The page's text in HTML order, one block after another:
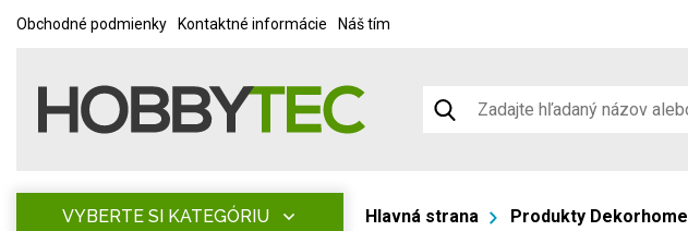
Obchodné podmienky Kontaktné informácie Náš tím
VYBERTE SI KATEGÓRIU Hlavná strana Produkty Dekorhome